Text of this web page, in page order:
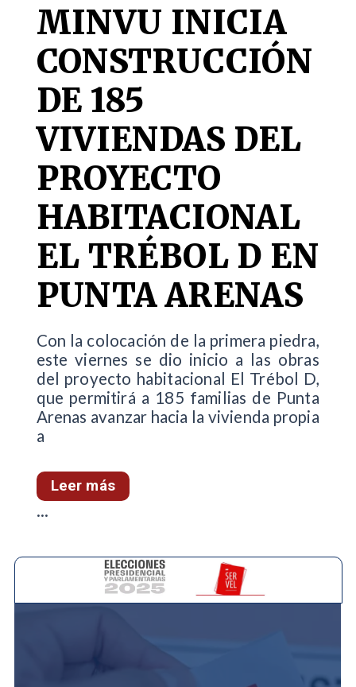
MINVU INICIA
CONSTRUCCIÓN
DE 185
VIVIENDAS DEL
PROYECTO
HABITACIONAL
EL TRÉBOL D EN
PUNTA ARENAS
Con la colocación de la primera piedra,
este viernes se dio inicio a las obras
del proyecto habitacional El Trébol D,
que permitirá a 185 familias de Punta
Arenas avanzar hacia la vivienda propia
a
Leer más
...